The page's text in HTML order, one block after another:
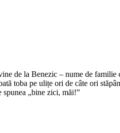
de la Benezic – nume de
toba pe ulițe ori de câte ori
„bine zici, măi!”